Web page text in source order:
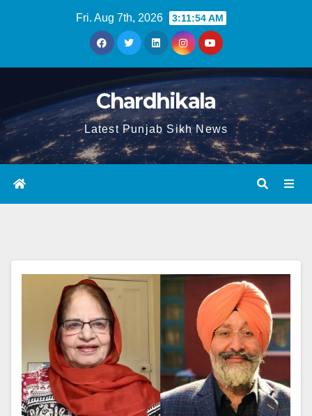
Fri. Aug 7th, 2026 3:11:54 AM
Chardhikala
Latest Punjab Sikh News